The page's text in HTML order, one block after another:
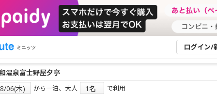
ミニッツ ログイン/
から一泊、大人
で利用